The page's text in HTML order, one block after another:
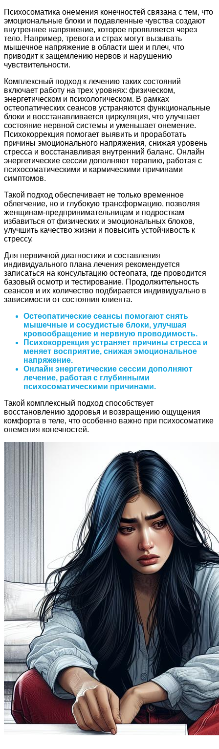
Психосоматика онемения конечностей связана с тем, что
эмоциональные блоки и подавленные чувства создают
внутреннее напряжение, которое проявляется через
тело. Например, тревога и страх могут вызывать
мышечное напряжение в области шеи и плеч, что
приводит к защемлению нервов и нарушению
чувствительности.
Комплексный подход к лечению таких состояний
включает работу на трех уровнях: физическом,
энергетическом и психологическом. В рамках
остеопатических сеансов устраняются функциональные
блоки и восстанавливается циркуляция, что улучшает
состояние нервной системы и уменьшает онемение.
Психокоррекция помогает выявить и проработать
причины эмоционального напряжения, снижая уровень
стресса и восстанавливая внутренний баланс. Онлайн
энергетические сессии дополняют терапию, работая с
психосоматическими и кармическими причинами
симптомов.
Такой подход обеспечивает не только временное
облегчение, но и глубокую трансформацию, позволяя
женщинам-предпринимательницам и подросткам
избавиться от физических и эмоциональных блоков,
улучшить качество жизни и повысить устойчивость к
стрессу.
Для первичной диагностики и составления
индивидуального плана лечения рекомендуется
записаться на консультацию остеопата, где проводится
базовый осмотр и тестирование. Продолжительность
сеансов и их количество подбирается индивидуально в
зависимости от состояния клиента.
Остеопатические сеансы помогают снять
мышечные и сосудистые блоки, улучшая
кровообращение и нервную проводимость.
Психокоррекция устраняет причины стресса и
меняет восприятие, снижая эмоциональное
напряжение.
Онлайн энергетические сессии дополняют
лечение, работая с глубинными
психосоматическими причинами.
Такой комплексный подход способствует
восстановлению здоровья и возвращению ощущения
комфорта в теле, что особенно важно при психосоматике
онемения конечностей.